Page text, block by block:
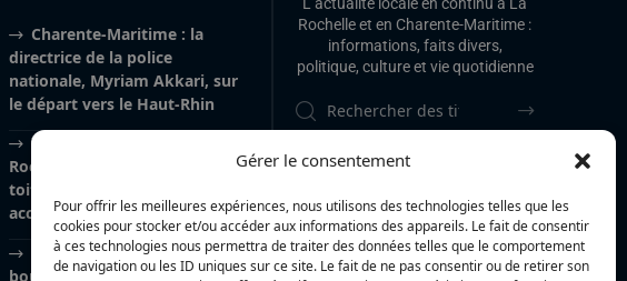
Gérer le consentement
Pour offrir les meilleures expériences, nous utilisons des technologies telles que les
cookies pour stocker et/ou accéder aux informations des appareils. Le fait de consentir
à ces technologies nous permettra de traiter des données telles que le comportement
de navigation ou les ID uniques sur ce site. Le fait de ne pas consentir ou de retirer son
Charente-Maritime : la
directrice de la police
nationale, Myriam Akkari, sur
le départ vers le Haut-Rhin
Incendie à la gare de La
Rochelle : près de 20 m² de
toiture brûlés, l’origine
accidentelle privilégiée
Nina Métayer : « Voir mes
boulangeries à La Rochelle et
Rochelle et en Charente-Maritime :
informations, faits divers,
politique, culture et vie quotidienne